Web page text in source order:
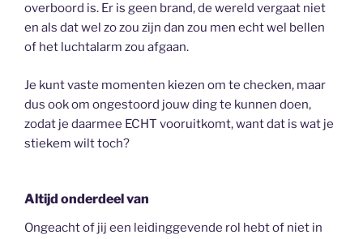
overboord is. Er is geen brand, de wereld vergaat niet
en als dat wel zo zou zijn dan zou men echt wel bellen
of het luchtalarm zou afgaan.
Je kunt vaste momenten kiezen om te checken, maar
dus ook om ongestoord jouw ding te kunnen doen,
zodat je daarmee ECHT vooruitkomt, want dat is wat je
stiekem wilt toch?
Altijd onderdeel van
Ongeacht of jij een leidinggevende rol hebt of niet in